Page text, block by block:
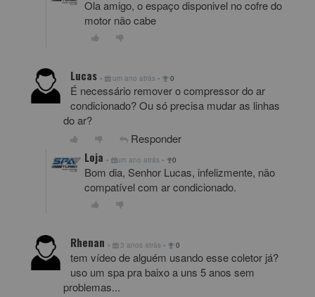
Ola amigo, o espaço disponivel no cofre do
motor não cabe
Lucas • um ano atrás • 0
É necessário remover o compressor do ar
condicionado? Ou só precisa mudar as linhas
do ar?
Responder
Loja • um ano atrás • 0
Bom dia, Senhor Lucas, infelizmente, não
compatível com ar condicionado.
Rhenan • 3 anos atrás • 0
tem vídeo de alguém usando esse coletor já?
uso um spa pra baixo a uns 5 anos sem
problemas...